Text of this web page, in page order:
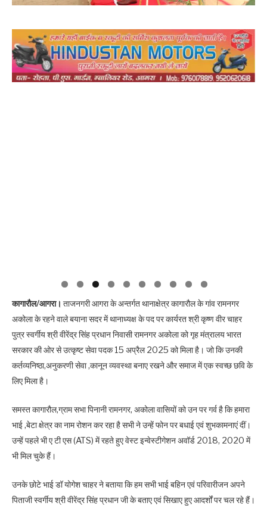
कागारौल/आगरा। ताजनगरी आगरा के अन्तर्गत थानाक्षेत्र कागारौल के गांव रामनगर
अकोला के रहने वाले बयाना सदर में थानाध्यक्ष के पद पर कार्यरत श्री कृष्ण वीर चाहर
पुत्र स्वर्गीय श्री वीरेंद्र सिंह प्रधान निवासी रामनगर अकोला को गृह मंत्रालय भारत
सरकार की ओर से उत्कृष्ट सेवा पदक 15 अप्रैल 2025 को मिला है। जो कि उनकी
कर्तव्यनिष्ठा,अनुकरणी सेवा ,कानून व्यवस्था बनाए रखने और समाज में एक स्वच्छ छवि के
लिए मिला है।
समस्त कागारौल,ग्राम सभा पिनानी रामनगर, अकोला वासियों को उन पर गर्व है कि हमारा
भाई ,बेटा क्षेत्र का नाम रोशन कर रहा है सभी ने उन्हें फोन पर बधाई एवं शुभकामनाएं दीं।
उन्हें पहले भी ए टी एस (ATS) में रहते हुए वेस्ट इन्वेस्टीगेशन अवॉर्ड 2018, 2020 में
भी मिल चुके हैं।
उनके छोटे भाई डॉ योगेश चाहर ने बताया कि हम सभी भाई बहिन एवं परिवारीजन अपने
पिताजी स्वर्गीय श्री वीरेंद्र सिंह प्रधान जी के बताए एवं सिखाए हुए आदर्शों पर चल रहे हैं।